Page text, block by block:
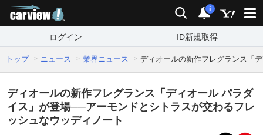
検索 通知
i
ログイン ID新規取得
トップ ニュース 業界ニュース ディオールの新作フレグランス「
ディオールの新作フレグランス「ディオール パラダ
イス」が登場──アーモンドとシトラスが交わるフレ
ッシュなウッディノート